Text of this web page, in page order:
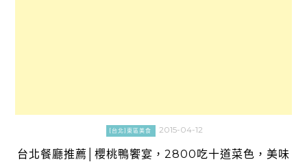
[台北]東區美食 2015-04-12
台北餐廳推薦│櫻桃鴨饗宴，2800吃十道菜色，美味